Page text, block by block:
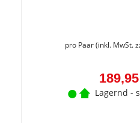
pro Paar (inkl. MwSt.
Lagernd -